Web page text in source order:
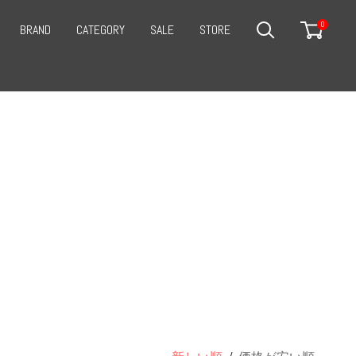
BRAND CATEGORY SALE
STORE
0